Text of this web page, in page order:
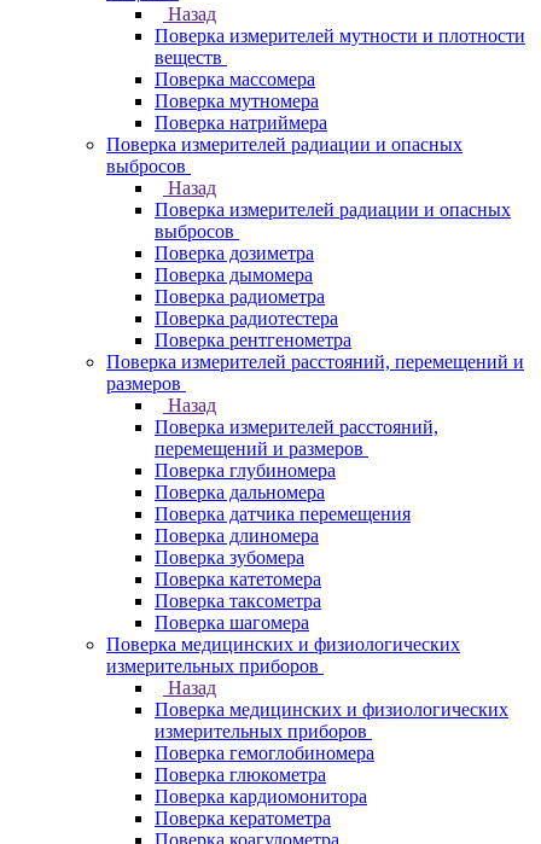
Назад
Поверка измерителей мутности и плотности
веществ
Поверка массомера
Поверка мутномера
Поверка натриймера
Поверка измерителей радиации и опасных
выбросов
Назад
Поверка измерителей радиации и опасных
выбросов
Поверка дозиметра
Поверка дымомера
Поверка радиометра
Поверка радиотестера
Поверка рентгенометра
Поверка измерителей расстояний, перемещений и
размеров
Назад
Поверка измерителей расстояний,
перемещений и размеров
Поверка глубиномера
Поверка дальномера
Поверка датчика перемещения
Поверка длиномера
Поверка зубомера
Поверка катетомера
Поверка таксометра
Поверка шагомера
Поверка медицинских и физиологических
измерительных приборов
Назад
Поверка медицинских и физиологических
измерительных приборов
Поверка гемоглобиномера
Поверка глюкометра
Поверка кардиомонитора
Поверка кератометра
Поверка коагулометра